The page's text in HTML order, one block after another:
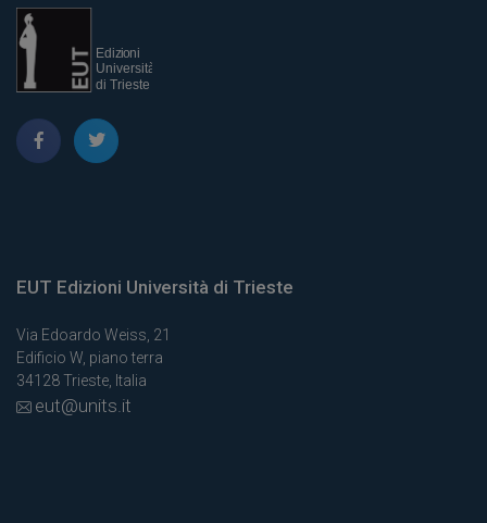
EUT Edizioni Università di Trieste
Via Edoardo Weiss, 21
Edificio W, piano terra
34128 Trieste, Italia
eut@units.it